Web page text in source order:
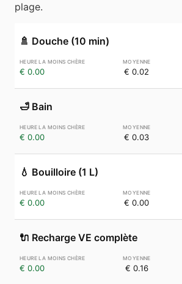
plage.
🚿 Douche (10 min)
€ 0.00 € 0.02
🛁 Bain
€ 0.00 € 0.03
💧 Bouilloire (1 L)
€ 0.00 € 0.00
🔌 Recharge VE complète
€ 0.00 € 0.16